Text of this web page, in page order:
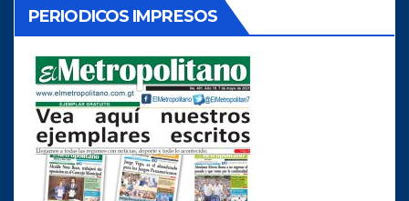
PERIODICOS IMPRESOS